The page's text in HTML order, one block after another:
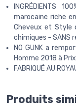
INGRÉDIENTS
marocaine riche
Cheveux et Style
chimiques - SANS
NO GUNK a
Homme 2018 à
FABRIQUÉ AU
Produits